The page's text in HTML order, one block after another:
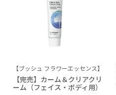
【ブッシュ フラワーエッセンス】
【完売】カーム＆クリアクリ
ーム（フェイス・ボディ用）